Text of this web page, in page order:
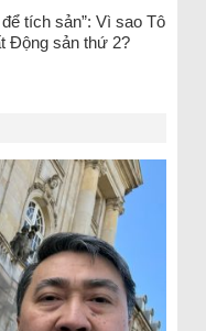
tích sản”: Vì sao Tô
Động sản thứ 2?